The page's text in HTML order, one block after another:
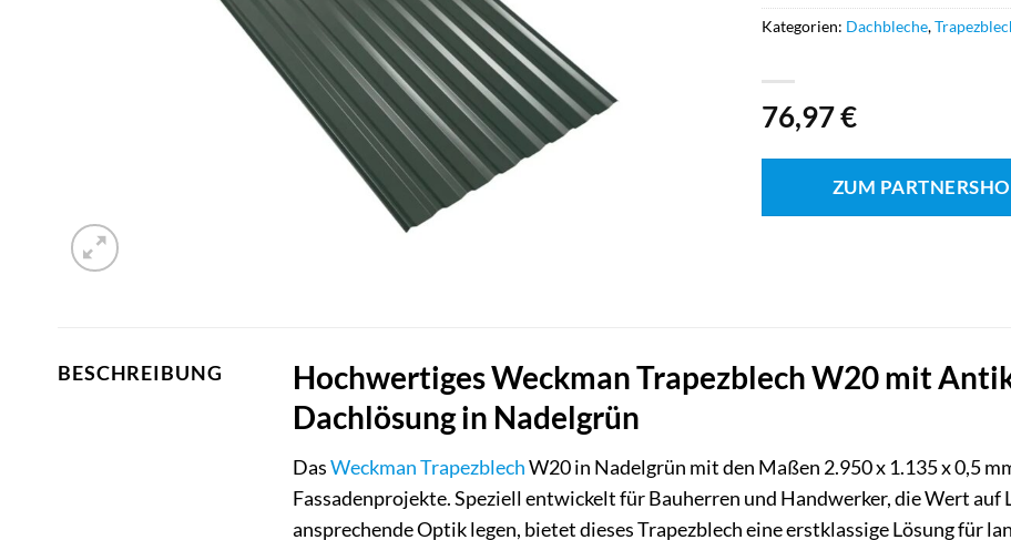
76,97€
ZUM
Kategorien: Dachbleche,
BESCHREIBUNG
Hochwertiges Weckman Trapezblech W20 mit
Dachlösung in Nadelgrün
DasWeckmanTrapezblechW20 in Nadelgrün mit den Maßen 2.950 x 1.135 x 0,5
Fassadenprojekte. Speziell entwickelt für Bauherren und Handwerker, die Wert
ansprechende Optik legen, bietet dieses Trapezblech eine erstklassige Lösung für